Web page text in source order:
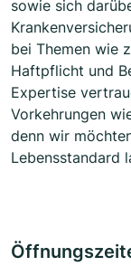
sowie sich
bei Themen wie
Haftpflicht und
Expertise
Vorkehrungen
denn wir
Lebensstandard